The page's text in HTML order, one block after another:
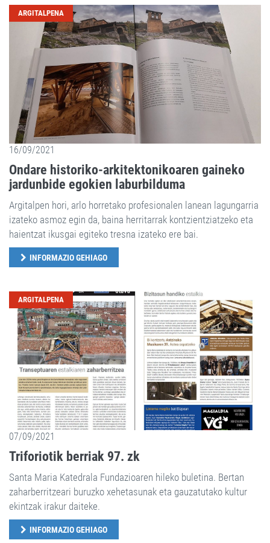
ARGITALPENA
16/09/2021
Ondare historiko-arkitektonikoaren gaineko
jardunbide egokien laburbilduma
Argitalpen hori, arlo horretako profesionalen lanean lagungarria
izateko asmoz egin da, baina herritarrak kontzientziatzeko eta
haientzat ikusgai egiteko tresna izateko ere bai.
INFORMAZIO GEHIAGO
ARGITALPENA
07/09/2021
Triforiotik berriak 97. zk
Santa Maria Katedrala Fundazioaren hileko buletina. Bertan
zaharberritzeari buruzko xehetasunak eta gauzatutako kultur
ekintzak irakur daiteke.
INFORMAZIO GEHIAGO